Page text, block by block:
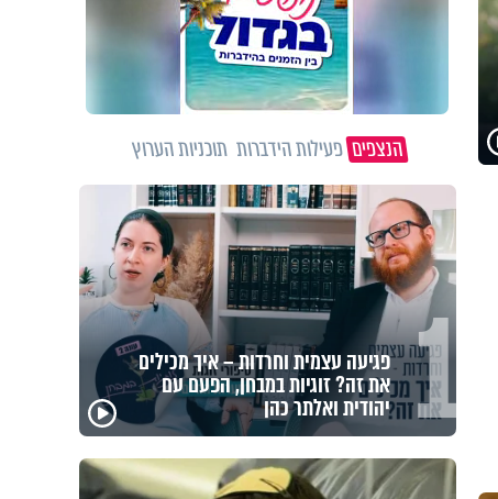
הנצפיםפעילות הידברות תוכניות הערוץ
1 מזוזות, ציציות וספרים מחזקים:
המיזם שיביא שמירה רוחנית לאלפי
חיילי צה"ל